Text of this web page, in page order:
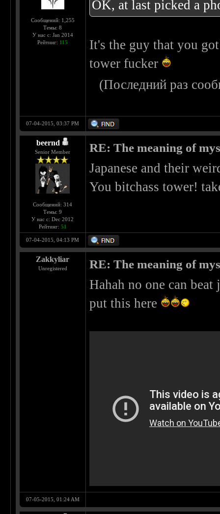
Сообщений: 1,255
Темы: 8
У нас с: Jan 2014
Рейтинг: 115
OK, at last picked a
It's the guy that you
tower fucker
(Последний раз
07-04-2015, 03:37 PM
beernd
Senior Member
Сообщений: 314
Темы: 9
У нас с: Dec 2012
Рейтинг: 51
RE: The meaning of
Japanese and their
You bitchass tower!
07-04-2015, 04:13 PM
Zakkyliar
Unregistered RE: The meaning of
Hahah no one can
put this here
07-05-2015, 01:24 AM